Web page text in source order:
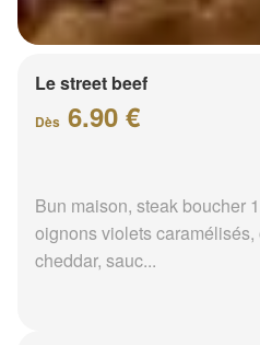
Le street beef
Dès 6.90 €
Bun maison, steak boucher
oignons violets
cheddar, sauc...